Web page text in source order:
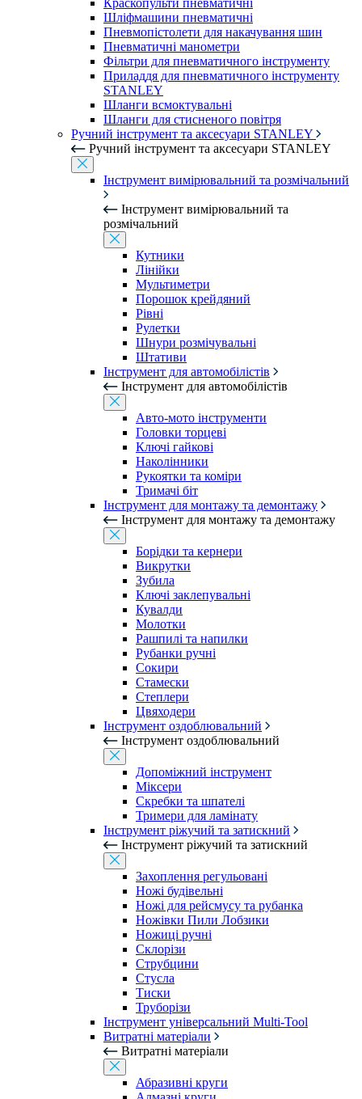
Краскопульти пневматичні
Шліфмашини пневматичні
Пневмопістолети для накачування шин
Пневматичні манометри
Фільтри для пневматичного інструменту
Приладдя для пневматичного інструменту
STANLEY
Шланги всмоктувальні
Шланги для стисненого повітря
Ручний інструмент та аксесуари STANLEY
Ручний інструмент та аксесуари STANLEY
Інструмент вимірювальний та розмічальний
Інструмент вимірювальний та
розмічальний
Кутники
Лінійки
Мультиметри
Порошок крейдяний
Рівні
Рулетки
Шнури розмічувальні
Штативи
Інструмент для автомобілістів
Інструмент для автомобілістів
Авто-мото інструменти
Головки торцеві
Ключі гайкові
Наколінники
Рукоятки та коміри
Тримачі біт
Інструмент для монтажу та демонтажу
Інструмент для монтажу та демонтажу
Борідки та кернери
Викрутки
Зубила
Ключі заклепувальні
Кувалди
Молотки
Рашпилі та напилки
Рубанки ручні
Сокири
Стамески
Степлери
Цвяходери
Інструмент оздоблювальний
Інструмент оздоблювальний
Допоміжний інструмент
Міксери
Скребки та шпателі
Тримери для ламінату
Інструмент ріжучий та затискний
Інструмент ріжучий та затискний
Захоплення регульовані
Ножі будівельні
Ножі для рейсмусу та рубанка
Ножівки Пили Лобзики
Ножиці ручні
Склорізи
Струбцини
Стусла
Тиски
Труборізи
Інструмент універсальний Multi-Tool
Витратні матеріали
Витратні матеріали
Абразивні круги